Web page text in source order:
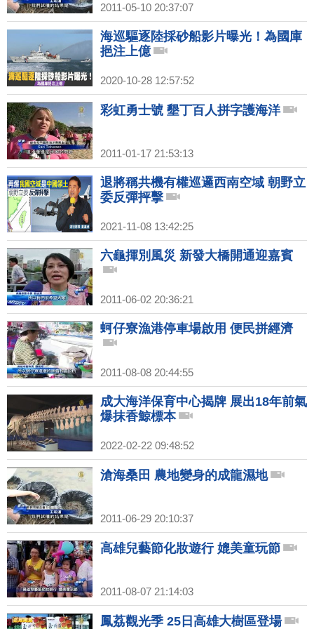
2011-05-10 20:37:07
海巡驅逐陸採砂船影片曝光！為國庫
挹注上億
2020-10-28 12:57:52
彩虹勇士號 墾丁百人拼字護海洋
2011-01-17 21:53:13
退將稱共機有權巡邏西南空域 朝野立
委反彈抨擊
2021-11-08 13:42:25
六龜揮別風災 新發大橋開通迎嘉賓
2011-06-02 20:36:21
蚵仔寮漁港停車場啟用 便民拼經濟
2011-08-08 20:44:55
成大海洋保育中心揭牌 展出18年前氣
爆抹香鯨標本
2022-02-22 09:48:52
滄海桑田 農地變身的成龍濕地
2011-06-29 20:10:37
高雄兒藝節化妝遊行 媲美童玩節
2011-08-07 21:14:03
鳳荔觀光季 25日高雄大樹區登場